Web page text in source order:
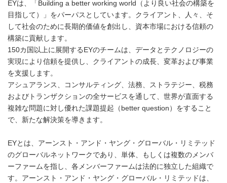
EYは、「Building a better working world（より良い社会の構築を
目指して）」をパーパスとしています。クライアント、人々、そ
して社会のために長期的価値を創出し、資本市場における信頼の
構築に貢献します。
150カ国以上に展開するEYのチームは、データとテクノロジーの
実現により信頼を提供し、クライアントの成長、変革および事業
を支援します。
アシュアランス、コンサルティング、法務、ストラテジー、税務
およびトランザクションの全サービスを通して、世界が直面する
複雑な問題に対し優れた課題提起（better question）をすること
で、新たな解決策を導きます。
EYとは、アーンスト・アンド・ヤング・グローバル・リミテッド
のグローバルネットワークであり、単体、もしくは複数のメンバ
ーファームを指し、各メンバーファームは法的に独立した組織で
す。アーンスト・アンド・ヤング・グローバル・リミテッドは、